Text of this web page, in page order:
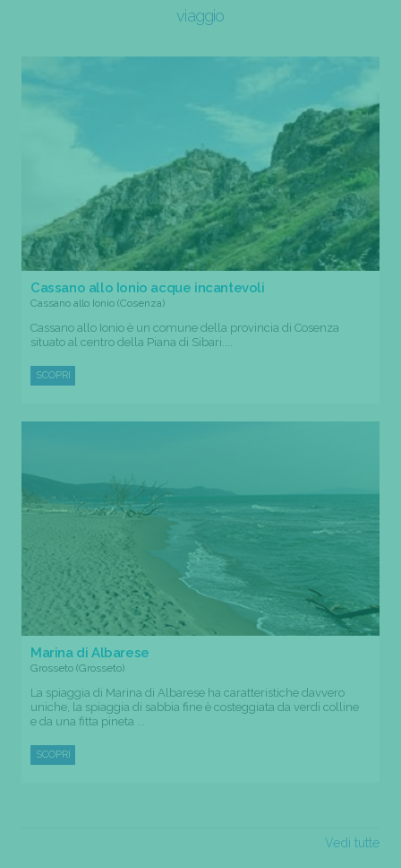
viaggio
Cassano allo Ionio acque incantevoli
Cassano allo Ionio (Cosenza)
Cassano allo Ionio è un comune della provincia di Cosenza
situato al centro della Piana di Sibari....
SCOPRI
Marina di Albarese
Grosseto (Grosseto)
La spiaggia di Marina di Albarese ha caratteristiche davvero
uniche, la spiaggia di sabbia fine è costeggiata da verdi colline
e da una fitta pineta ...
SCOPRI
Vedi tutte